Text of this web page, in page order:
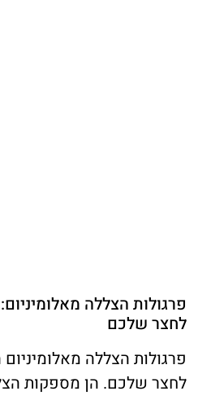
פרגולות הצללה
לחצר שלכם
פרגולות הצללה
לחצר שלכם. הן מספקות